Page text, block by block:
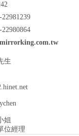
生
姐
位經理